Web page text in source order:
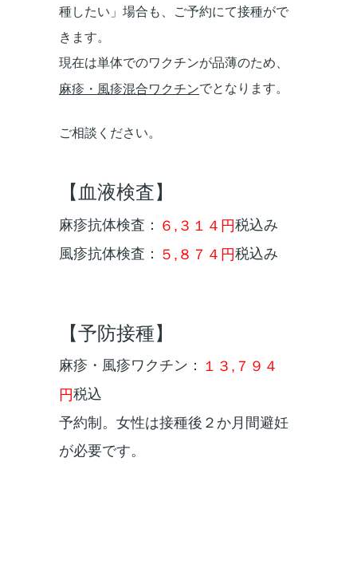
種したい」場合も、ご予約にて接種がで
きます。
現在は単体でのワクチンが品薄のため、
麻疹・風疹混合ワクチンでとなります。
ご相談ください。
【血液検査】
麻疹抗体検査： ６,３１４円税込み
風疹抗体検査： ５,８７４円税込み
【予防接種】
麻疹・風疹ワクチン： １３,７９４
円税込
予約制。女性は接種後２か月間避妊
が必要です。